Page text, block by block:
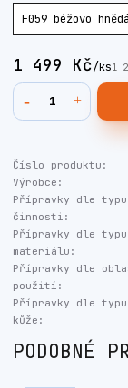
1 499 Kč/ks1
Číslo produktu:
Výrobce:
Přípravky dle typu
činnosti:
Přípravky dle typu
materiálu:
Přípravky dle
použití:
Přípravky dle typu
kůže:
PODOBNÉ